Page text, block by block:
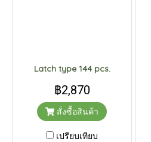
Latch type 144 pcs.
฿2,870
สั่งซื้อสินค้า
เปรียบเทียบ